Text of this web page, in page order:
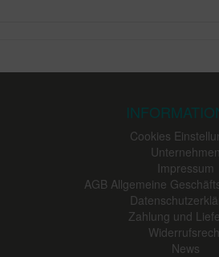
Cookies
Unternehmen
Impressum
AGB Allgemeine
Zahlung und
News